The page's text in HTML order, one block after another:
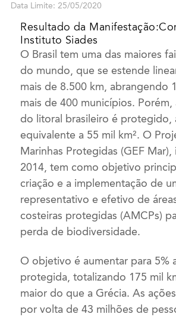
Data Limite: 25/05/2020
Resultado da
Instituto Siades
O Brasil tem uma das maiores
do mundo, que se estende
mais de 8.500 km, abrangendo
mais de 400 municípios. Porém,
do litoral brasileiro é protegido,
equivalente a 55 mil km². O
Marinhas Protegidas (GEF
2014, tem como objetivo
criação e a implementação de
representativo e efetivo de
costeiras protegidas (AMCPs)
perda de biodiversidade.
O objetivo é aumentar para 5%
protegida, totalizando 175 mil
maior do que a Grécia. As
por volta de 43 milhões de